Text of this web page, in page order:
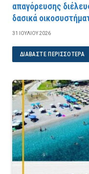
απαγόρευσης
δασικά
31 ΙΟΥΛΊΟΥ 2026
ΔΙΑΒΆΣΤΕ ΠΕΡΙΣΣΌΤΕΡΑ